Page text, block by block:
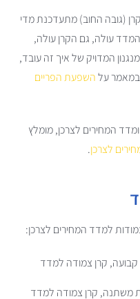
(גובה החוב) מתעדכנת מדי
עולה, גם הקרן עולה,
המדויק של איך זה עובד,
במאמר עלהשפעת הפריים
המחירים לצרכן, מומלץ
לצרכן.
למדד המחירים לצרכן:
קבועה, קרן צמודה למדד
משתנה, קרן צמודה למדד